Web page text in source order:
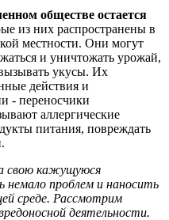
обществе остается
из них распространены в
местности. Они могут
и уничтожать урожай,
укусы. Их
действия и
- переносчики
аллергические
питания, повреждать
свою кажущуюся
проблем и наносить
среде. Рассмотрим
деятельности.